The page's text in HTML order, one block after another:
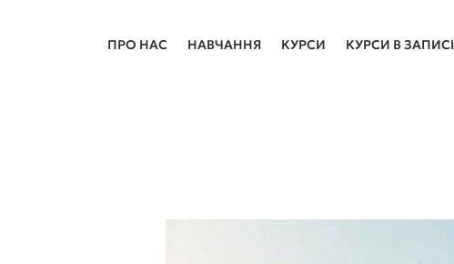
ПРО НАС НАВЧАННЯ КУРСИ КУРСИ В ЗАПИСІ